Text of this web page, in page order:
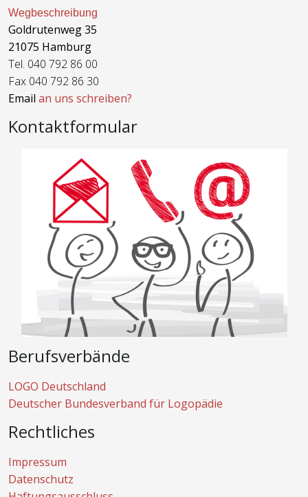
Wegbeschreibung
Goldrutenweg 35
21075 Hamburg
Tel. 040 792 86 00
Fax 040 792 86 30
Email an uns schreiben?
Kontaktformular
Berufsverbände
LOGO Deutschland
Deutscher Bundesverband für Logopädie
Rechtliches
Impressum
Datenschutz